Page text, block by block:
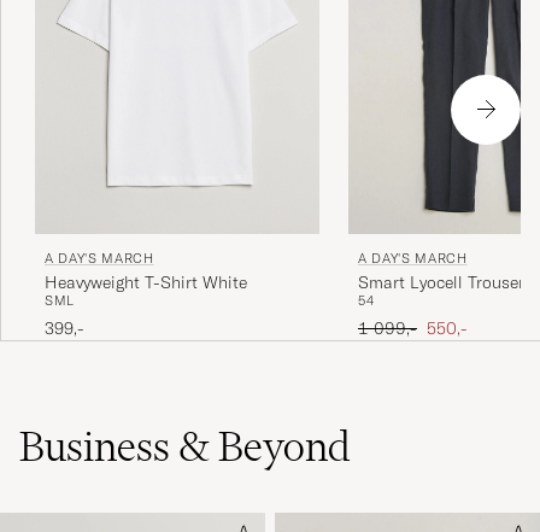
A DAY'S MARCH
Heavyweight T-Shirt White
SML
399,-
A DAY'S MARCH
Smart Lyocell Trousers
54
Ordinary pris
1 099,- Nedsat pris
550,-
Business & Beyond